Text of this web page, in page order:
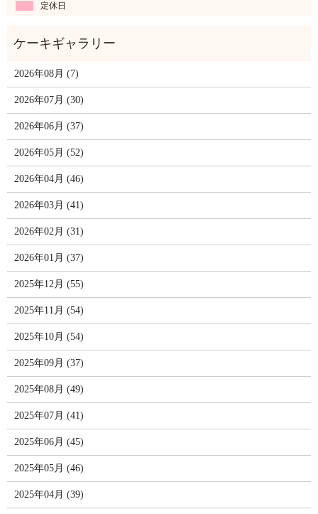
定休日
2026年08月 (7)
2026年07月 (30)
2026年06月 (37)
2026年05月 (52)
2026年04月 (46)
2026年03月 (41)
2026年02月 (31)
2026年01月 (37)
2025年12月 (55)
2025年11月 (54)
2025年10月 (54)
2025年09月 (37)
2025年08月 (49)
2025年07月 (41)
2025年06月 (45)
2025年05月 (46)
2025年04月 (39)